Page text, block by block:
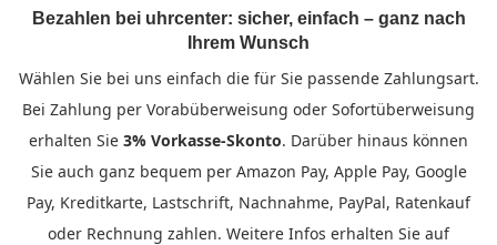
Bezahlen bei uhrcenter: sicher, einfach – ganz nach
Ihrem Wunsch
Wählen Sie bei uns einfach die für Sie passende Zahlungsart.
Bei Zahlung per Vorabüberweisung oder Sofortüberweisung
erhalten Sie 3% Vorkasse-Skonto. Darüber hinaus können
Sie auch ganz bequem per Amazon Pay, Apple Pay, Google
Pay, Kreditkarte, Lastschrift, Nachnahme, PayPal, Ratenkauf
oder Rechnung zahlen. Weitere Infos erhalten Sie auf